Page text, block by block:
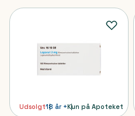
Udsolgt18 år +Kun på Apoteket